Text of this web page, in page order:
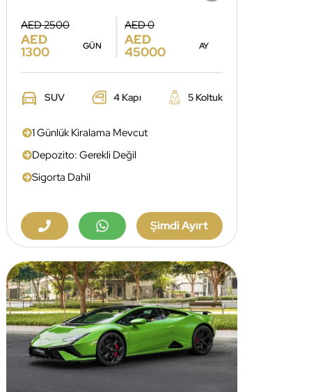
AED 2500
AED
1300 GÜN
AED 0
AED
45000 AY
SUV 4 Kapı 5 Koltuk
1 Günlük Kiralama Mevcut
Depozito: Gerekli Değil
Sigorta Dahil
Şimdi Ayırt